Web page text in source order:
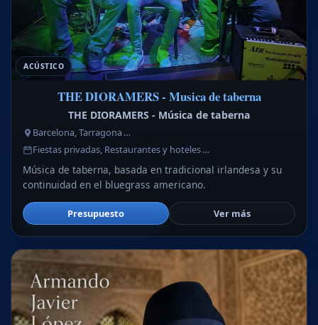
ACÚSTICO
THE DIORAMERS - Musica de taberna
THE DIORAMERS - Música de taberna
Barcelona, Tarragona …
Fiestas privadas, Restaurantes y hoteles …
Música de taberna, basada en tradicional irlandesa y su
continuidad en el bluegrass americano.
Presupuesto Ver más